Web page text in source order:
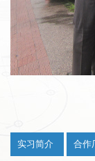
实习简介 合作